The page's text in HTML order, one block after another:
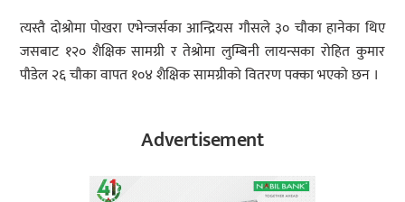
त्यस्तै दोश्रोमा पोखरा एभेन्जर्सका आन्द्रियस गौसले ३० चौका हानेका थिए
जसबाट १२० शैक्षिक सामग्री र तेश्रोमा लुम्बिनी लायन्सका रोहित कुमार
पौडेल २६ चौका वापत १०४ शैक्षिक सामग्रीको वितरण पक्का भएको छन ।
Advertisement